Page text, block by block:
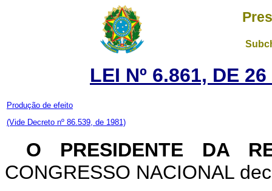
LEI Nº 6.861, DE
Produção de efeito
(Vide Decreto nº 86.539, de 1981)
O PRESIDENTE DA
CONGRESSO NACIONAL